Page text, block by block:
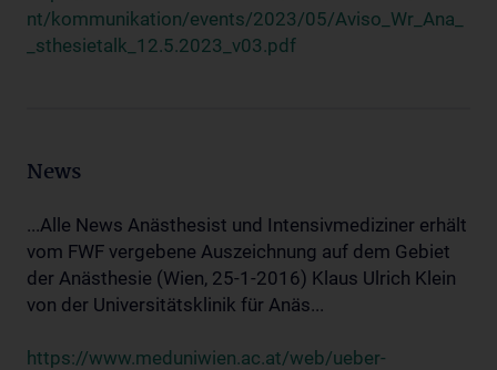
nt/kommunikation/events/2023/05/Aviso_Wr_Ana_
_sthesietalk_12.5.2023_v03.pdf
News
...Alle News Anästhesist und Intensivmediziner erhält
vom FWF vergebene Auszeichnung auf dem Gebiet
der Anästhesie (Wien, 25-1-2016) Klaus Ulrich Klein
von der Universitätsklinik für Anäs...
https://www.meduniwien.ac.at/web/ueber-